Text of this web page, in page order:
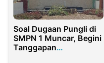
Soal Dugaan Pungli di
SMPN 1 Muncar, Begini
Tanggapan